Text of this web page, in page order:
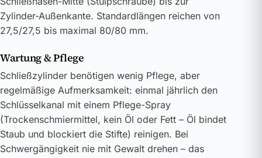
Zylinder-Außenkante. Standardlängen reichen von
27,5/27,5 bis maximal 80/80 mm.
Wartung & Pflege
Schließzylinder benötigen wenig Pflege, aber
regelmäßige Aufmerksamkeit: einmal jährlich den
Schlüsselkanal mit einem Pflege-Spray
(Trockenschmiermittel, kein Öl oder Fett – Öl bindet
Staub und blockiert die Stifte) reinigen. Bei
Schwergängigkeit nie mit Gewalt drehen – das